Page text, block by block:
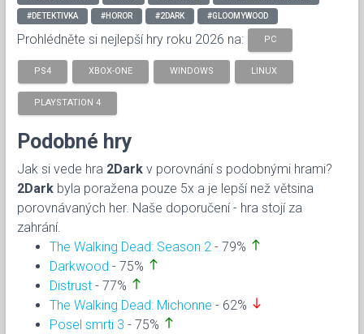
#DETEKTIVKA #HOROR #2DARK #GLOOMYWOOD
Prohlédněte si nejlepší hry roku 2026 na: PC
PS4 XBOX-ONE WINDOWS LINUX
PLAYSTATION 4
Podobné hry
Jak si vede hra 2Dark v porovnání s podobnými hrami?
2Dark byla poražena pouze 5x a je lepší než větsina
porovnávaných her. Naše doporučení - hra stojí za
zahrání.
The Walking Dead: Season 2 - 79% north
Darkwood - 75% north
Distrust - 77% north
The Walking Dead: Michonne - 62% south
Posel smrti 3 - 75% north